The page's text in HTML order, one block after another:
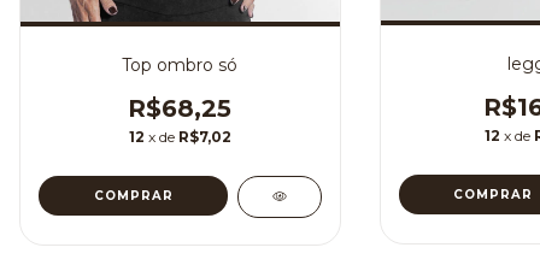
Top ombro só
R$68,25
12 x de R$7,02
COMPRAR
12 x de
COMPRAR